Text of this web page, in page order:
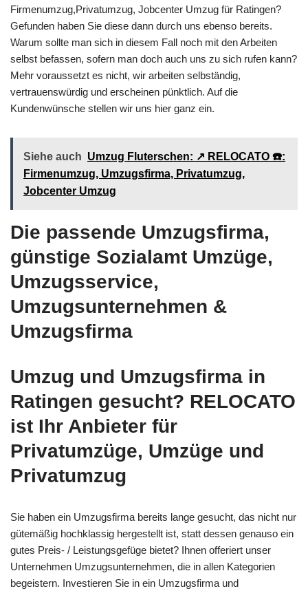
Firmenumzug,Privatumzug, Jobcenter Umzug für Ratingen?
Gefunden haben Sie diese dann durch uns ebenso bereits.
Warum sollte man sich in diesem Fall noch mit den Arbeiten
selbst befassen, sofern man doch auch uns zu sich rufen kann?
Mehr voraussetzt es nicht, wir arbeiten selbständig,
vertrauenswürdig und erscheinen pünktlich. Auf die
Kundenwünsche stellen wir uns hier ganz ein.
Siehe auch Umzug Fluterschen: ↗️ RELOCATO ☎️:
Firmenumzug, Umzugsfirma, Privatumzug,
Jobcenter Umzug
Die passende Umzugsfirma,
günstige Sozialamt Umzüge,
Umzugsservice,
Umzugsunternehmen &
Umzugsfirma
Umzug und Umzugsfirma in
Ratingen gesucht? RELOCATO
ist Ihr Anbieter für
Privatumzüge, Umzüge und
Privatumzug
Sie haben ein Umzugsfirma bereits lange gesucht, das nicht nur
gütemäßig hochklassig hergestellt ist, statt dessen genauso ein
gutes Preis- / Leistungsgefüge bietet? Ihnen offeriert unser
Unternehmen Umzugsunternehmen, die in allen Kategorien
begeistern. Investieren Sie in ein Umzugsfirma und